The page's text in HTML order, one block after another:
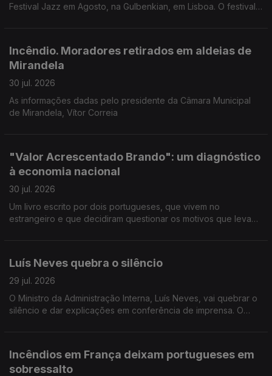
Festival Jazz em Agosto, na Gulbenkian, em Lisboa. O festival
Incêndio. Moradores retirados em aldeias de
Mirandela
30 jul. 2026
As informações dadas pelo presidente da Câmara Municipal
de Mirandela, Vítor Correia
"Valor Acrescentado Brando": um diagnóstico
à economia nacional
30 jul. 2026
Um livro escrito por dois portugueses, que vivem no
estrangeiro e que decidiram questionar os motivos que levam
Luís Neves quebra o silêncio
29 jul. 2026
O Ministro da Administração Interna, Luís Neves, vai quebrar o
silêncio e dar explicações em conferência de imprensa. O
Incêndios em França deixam portugueses em
sobressalto